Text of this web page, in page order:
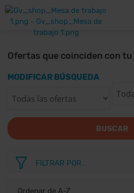
Ofertas que coinciden con tu
MODIFICAR BÚSQUEDA
BUSCAR
FILTRAR POR...